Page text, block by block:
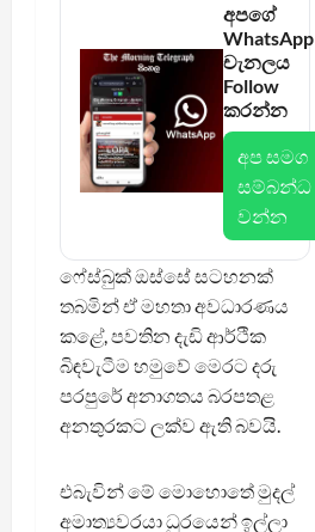
අපගේ
WhatsApp
චැනලය
Follow
කරන්න
අප සමග
සම්බන්ධ
වන්න
ෆේස්බුක් ඔස්සේ සටහනක්
තබමින් ඒ මහතා අවධාරණය
කළේ, පවතින දැඩි ආර්ථික
බිඳවැටීම හමුවේ මෙරට දරු
පරපුරේ අනාගතය බරපතළ
අනතුරකට ලක්ව ඇති බවයි.
එබැවින් මේ මොහොතේ මුදල්
අමාත්‍යවරයා ධුරයෙන් ඉල්ලා